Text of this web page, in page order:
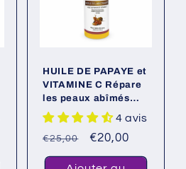
HUILE DE PAPAYE et
VITAMINE C Répare
les peaux abîmés
apporte l’Eclat à la
peau et uniformisé le
teint
4 avis
Prix
habituel
€25,00
Prix
promotionnel
€20,00